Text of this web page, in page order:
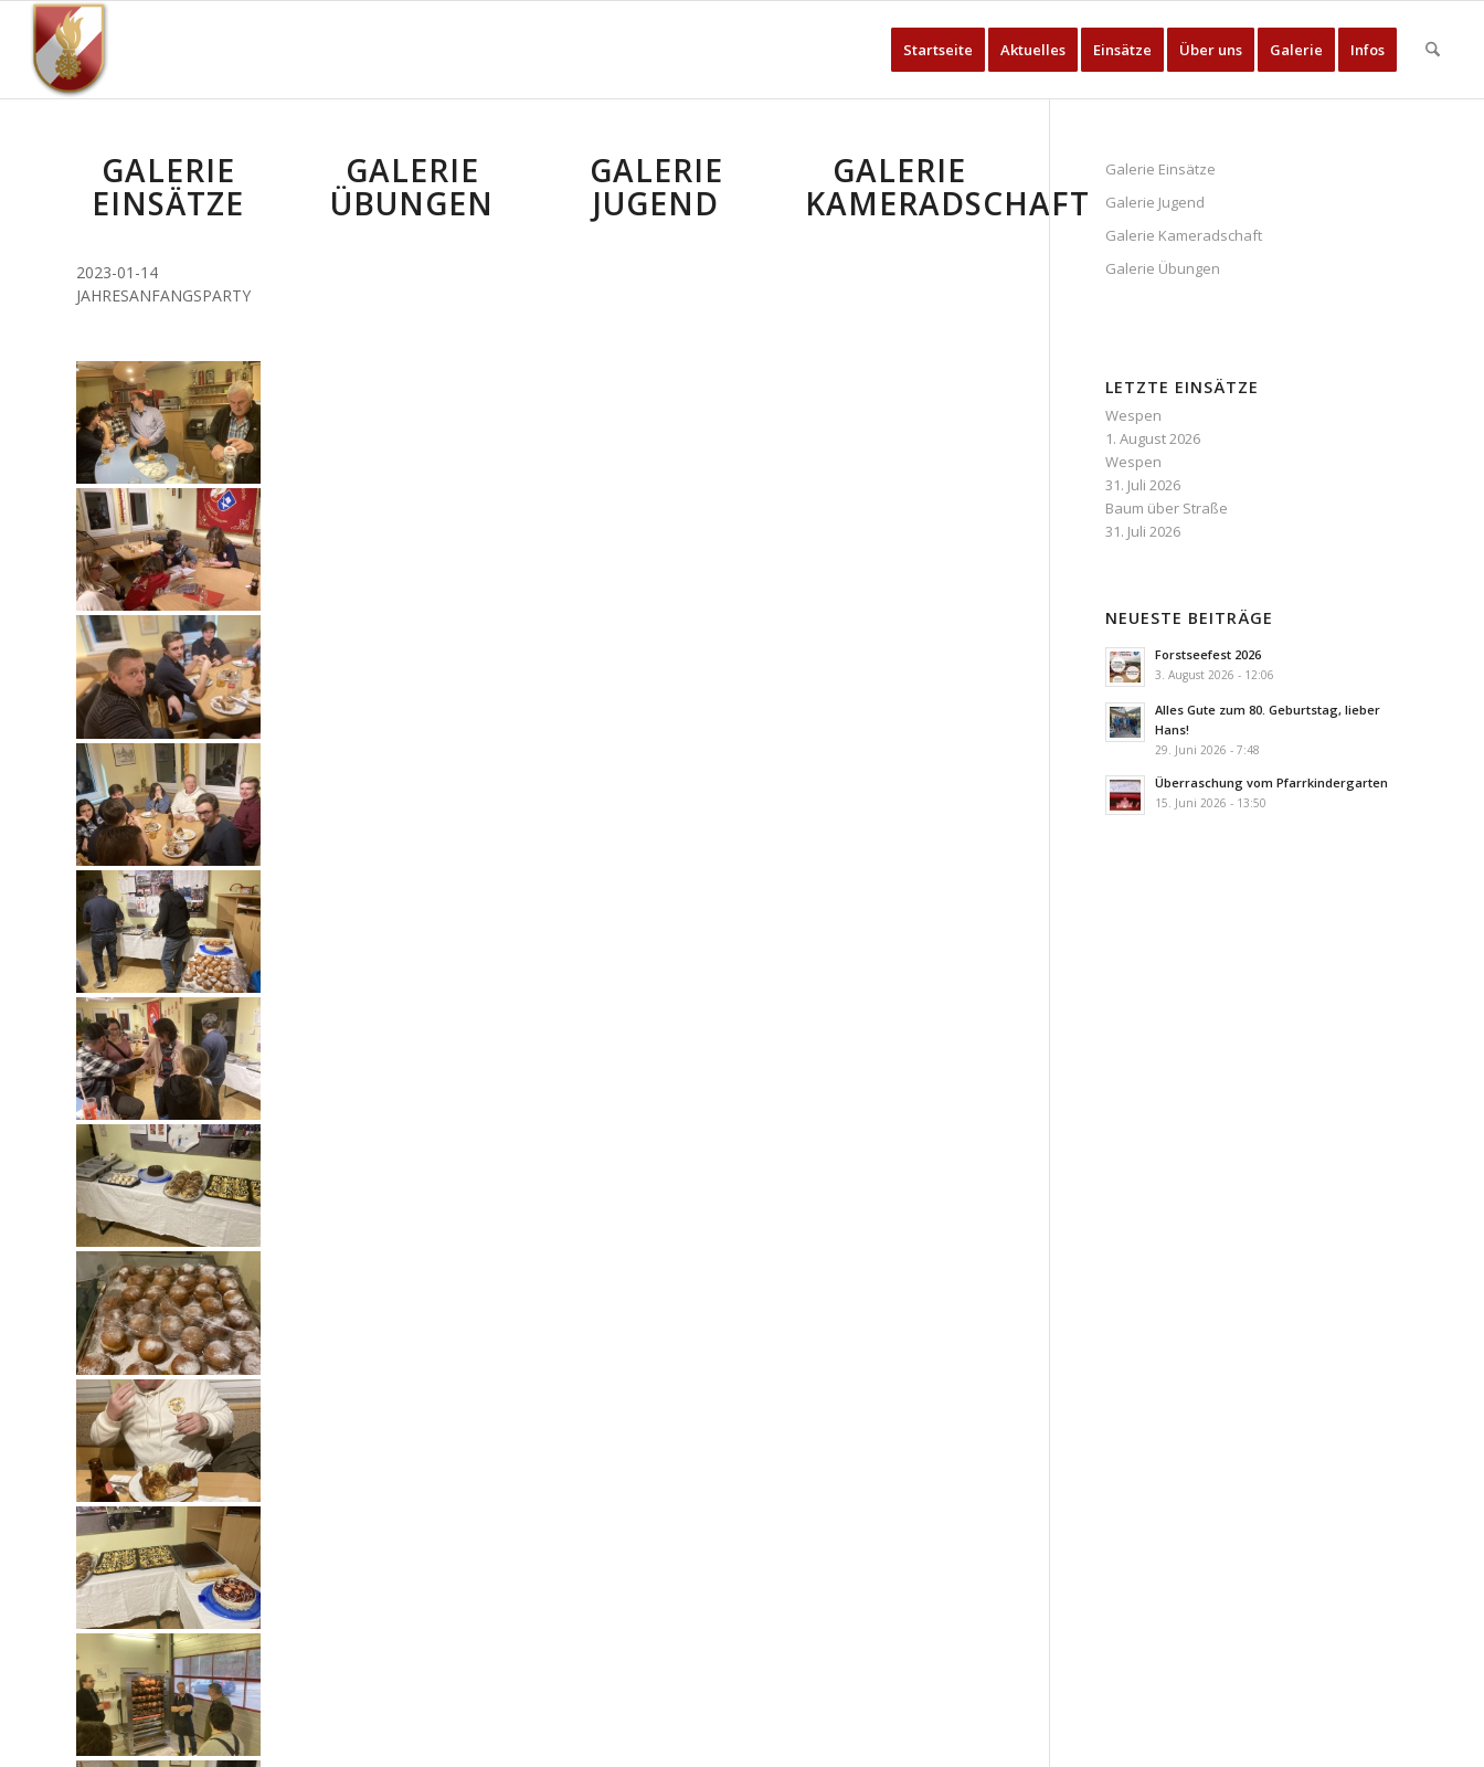
Startseite Aktuelles Einsätze Über uns Galerie Infos
GALERIE
EINSÄTZE
2023-01-14
JAHRESANFANGSPARTY
GALERIE
ÜBUNGEN
GALERIE
JUGEND
GALERIE
KAMERADSCHAFT
Galerie Einsätze
Galerie Jugend
Galerie Kameradschaft
Galerie Übungen
LETZTE EINSÄTZE
Wespen
1. August 2026
Wespen
31. Juli 2026
Baum über Straße
31. Juli 2026
NEUESTE BEITRÄGE
Forstseefest 2026
3. August 2026 - 12:06
Alles Gute zum 80. Geburtstag, lieber
Hans!
29. Juni 2026 - 7:48
Überraschung vom Pfarrkindergarten
15. Juni 2026 - 13:50